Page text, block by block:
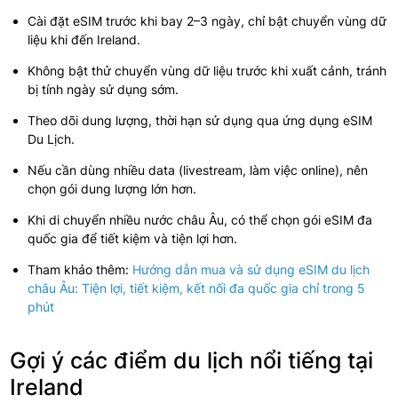
Cài đặt eSIM trước khi bay 2–3 ngày, chỉ bật chuyển vùng dữ
liệu khi đến Ireland.
Không bật thử chuyển vùng dữ liệu trước khi xuất cảnh, tránh
bị tính ngày sử dụng sớm.
Theo dõi dung lượng, thời hạn sử dụng qua ứng dụng eSIM
Du Lịch.
Nếu cần dùng nhiều data (livestream, làm việc online), nên
chọn gói dung lượng lớn hơn.
Khi di chuyển nhiều nước châu Âu, có thể chọn gói eSIM đa
quốc gia để tiết kiệm và tiện lợi hơn.
Tham khảo thêm: Hướng dẫn mua và sử dụng eSIM du lịch
châu Âu: Tiện lợi, tiết kiệm, kết nối đa quốc gia chỉ trong 5
phút
Gợi ý các điểm du lịch nổi tiếng tại
Ireland